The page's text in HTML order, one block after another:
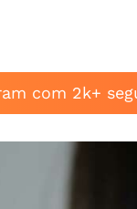
com 2k+